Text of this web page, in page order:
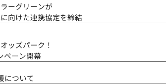
ーグリーンが
向けた連携協定を締結
ッズパーク！
ペーン開幕
について